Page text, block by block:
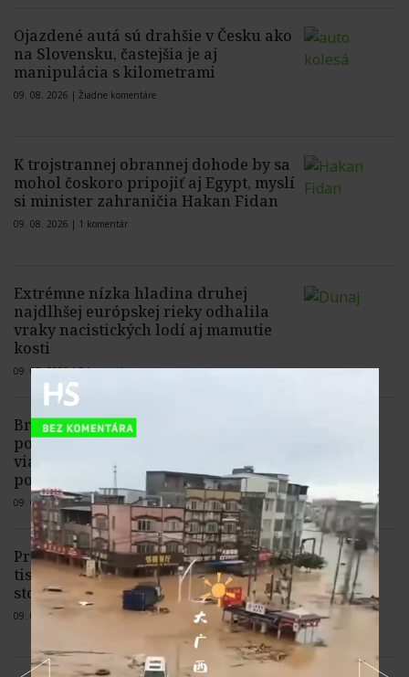
Ojazdené autá sú drahšie v Česku ako
na Slovensku, častejšia je aj
manipulácia s kilometrami
09. 08. 2026 | Žiadne komentáre
K trojstrannej obrannej dohode by sa
mohol čoskoro pripojiť aj Egypt, myslí
si minister zahraničia Hakan Fidan
09. 08. 2026 | 1 komentár
Extrémne nízka hladina druhej
najdlhšej európskej rieky odhalila
vraky nacistických lodí aj mamutie
kosti
09. 08. 2026 |2 komentáre
Britská Kolumbia vyhlásila pre lesný
požiar stav núdze. Úrady evakuovali
viac než 20-tisíc ľudí aj s leteckou
pomocou
09. 08. 2026 |Žiadne komentáre
Pri pobreží Sicílie našli viac než 2-
tisícročný vrak rímskej lode so
stovkami zachovaných amfor
09. 08. 2026 | 3 komentáre